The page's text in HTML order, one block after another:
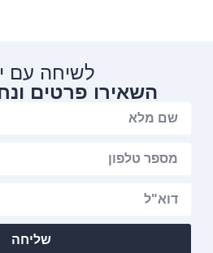
לשיחה עם
השאירו פרטים
שליחה